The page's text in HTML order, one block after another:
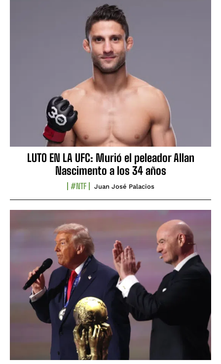
LUTO EN LA UFC: Murió el peleador Allan
Nascimento a los 34 años
#NTF Juan José Palacios